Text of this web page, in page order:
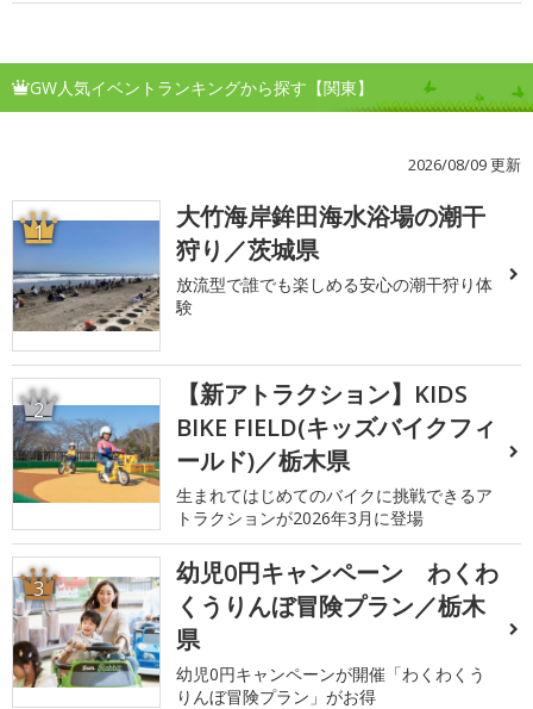
GW人気イベントランキングから探す【関東】
2026/08/09 更新
1
大竹海岸鉾田海水浴場の潮干
狩り／茨城県
放流型で誰でも楽しめる安心の潮干狩り体
験
2
【新アトラクション】KIDS
BIKE FIELD(キッズバイクフィ
ールド)／栃木県
生まれてはじめてのバイクに挑戦できるア
トラクションが2026年3月に登場
3
幼児0円キャンペーン わくわ
くうりんぼ冒険プラン／栃木
県
幼児0円キャンペーンが開催「わくわくう
りんぼ冒険プラン」がお得